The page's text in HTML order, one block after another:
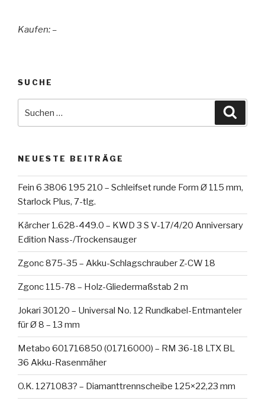
Kaufen: –
SUCHE
nach:
NEUESTE BEITRÄGE
Fein 6 3806 195 210 – Schleifset runde Form Ø 115 mm,
Starlock Plus, 7-tlg.
Kärcher 1.628-449.0 – KWD 3 S V-17/4/20 Anniversary
Edition Nass-/Trockensauger
Zgonc 875-35 – Akku-Schlagschrauber Z-CW 18
Zgonc 115-78 – Holz-Gliedermaßstab 2 m
Jokari 30120 – Universal No. 12 Rundkabel-Entmanteler
für Ø 8 – 13 mm
Metabo 601716850 (01716000) – RM 36-18 LTX BL
36 Akku-Rasenmäher
O.K. 1271083? – Diamanttrennscheibe 125×22,23 mm